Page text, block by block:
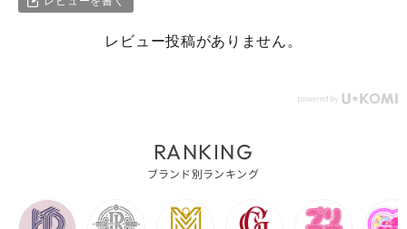
レビュー投稿がありません。
RANKING
ブランド別ランキング